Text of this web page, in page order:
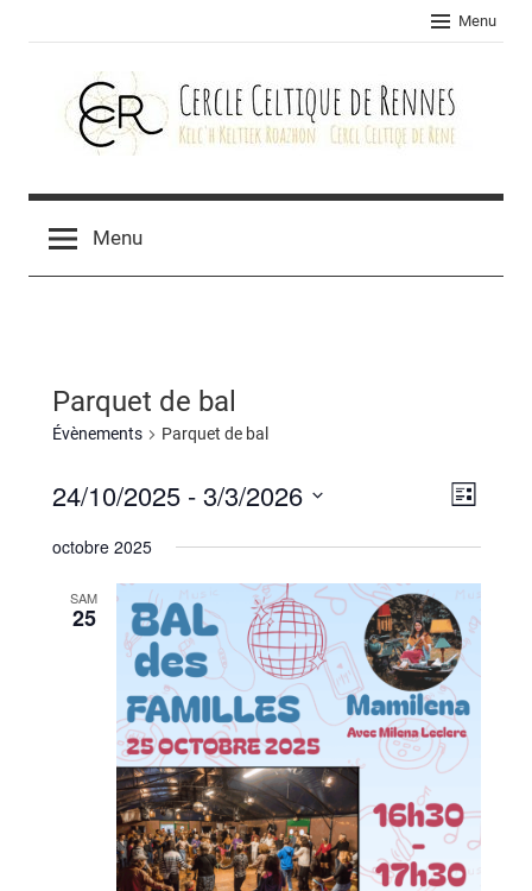
Menu
Cercle
celtique
Menu
Parquet de bal
Évènements Parquet de bal
par
Liste
24/10/2025 - 3/3/2026
date.
octobre 2025
SAM
25